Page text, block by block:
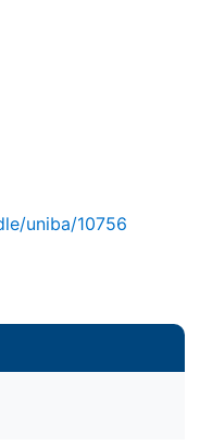
uniba/10756